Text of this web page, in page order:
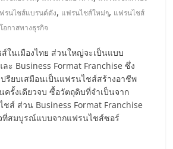
รนไชส์แบรนด์ดัง, แฟรนไชส์ใหม่ๆ, แฟรนไชส์
โอกาสทางธุรกิจ
ในเมืองไทย ส่วนใหญ่จะเป็นแบบ
ะ Business Format Franchise ซึ่ง
รียบเสมือนเป็นแฟรนไชส์สร้างอาชีพ
ครั้งเดียวจบ ซื้อวัตถุดิบที่จำเป็นจาก
ส์ ส่วน Business Format Franchise
ที่สมบูรณ์แบบจากแฟรนไชส์ซอร์